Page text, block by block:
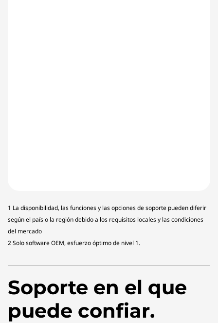
1 La disponibilidad, las funciones y las opciones de soporte pueden diferir
según el país o la región debido a los requisitos locales y las condiciones
del mercado
2 Solo software OEM, esfuerzo óptimo de nivel 1.
Soporte en el que
puede confiar.